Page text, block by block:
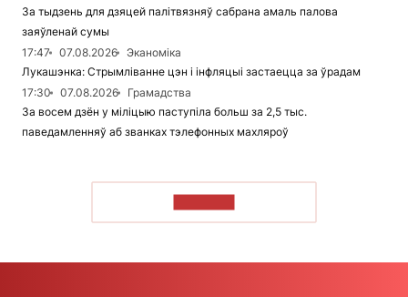
За тыдзень для дзяцей палітвязняў сабрана амаль палова
заяўленай сумы
17:47
07.08.2026
Эканоміка
Лукашэнка: Стрымліванне цэн і інфляцыі застаецца за ўрадам
17:30
07.08.2026
Грамадства
За восем дзён у міліцыю паступіла больш за 2,5 тыс.
паведамленняў аб званках тэлефонных махляроў